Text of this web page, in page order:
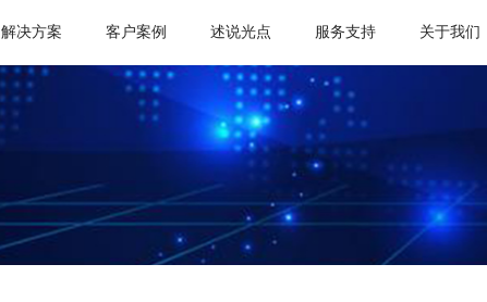
解决方案 客户案例 述说光点 服务支持 关于我们